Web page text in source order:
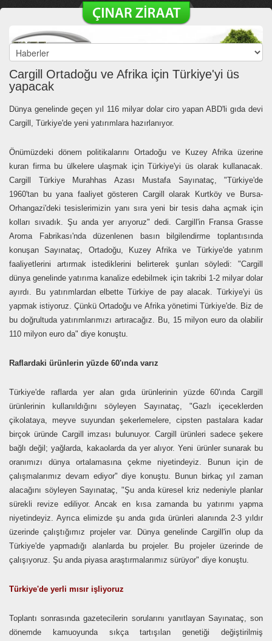
Cargill Ortadoğu ve Afrika için Türkiye'yi üs
yapacak
Dünya genelinde geçen yıl 116 milyar dolar ciro yapan ABD'li gıda devi
Cargill, Türkiye'de yeni yatırımlara hazırlanıyor.
Önümüzdeki dönem politikalarını Ortadoğu ve Kuzey Afrika üzerine
kuran firma bu ülkelere ulaşmak için Türkiye'yi üs olarak kullanacak.
Cargill Türkiye Murahhas Azası Mustafa Sayınataç, "Türkiye'de
1960'tan bu yana faaliyet gösteren Cargill olarak Kurtköy ve Bursa-
Orhangazi'deki tesislerimizin yanı sıra yeni bir tesis daha açmak için
kolları sıvadık. Şu anda yer arıyoruz" dedi. Cargill'in Fransa Grasse
Aroma Fabrikası'nda düzenlenen basın bilgilendirme toplantısında
konuşan Sayınataç, Ortadoğu, Kuzey Afrika ve Türkiye'de yatırım
faaliyetlerini artırmak istediklerini belirterek şunları söyledi: "Cargill
dünya genelinde yatırıma kanalize edebilmek için takribi 1-2 milyar dolar
ayırdı. Bu yatırımlardan elbette Türkiye de pay alacak. Türkiye'yi üs
yapmak istiyoruz. Çünkü Ortadoğu ve Afrika yönetimi Türkiye'de. Biz de
bu doğrultuda yatırımlarımızı artıracağız. Bu, 15 milyon euro da olabilir
110 milyon euro da" diye konuştu.
Raflardaki ürünlerin yüzde 60'ında varız
Türkiye'de raflarda yer alan gıda ürünlerinin yüzde 60'ında Cargill
ürünlerinin kullanıldığını söyleyen Sayınataç, "Gazlı içeceklerden
çikolataya, meyve suyundan şekerlemelere, cipsten pastalara kadar
birçok üründe Cargill imzası bulunuyor. Cargill ürünleri sadece şekere
bağlı değil; yağlarda, kakaolarda da yer alıyor. Yeni ürünler sunarak bu
oranımızı dünya ortalamasına çekme niyetindeyiz. Bunun için de
çalışmalarımız devam ediyor" diye konuştu. Bunun birkaç yıl zaman
alacağını söyleyen Sayınataç, "Şu anda küresel kriz nedeniyle planlar
sürekli revize ediliyor. Ancak en kısa zamanda bu yatırımı yapma
niyetindeyiz. Ayrıca elimizde şu anda gıda ürünleri alanında 2-3 yıldır
üzerinde çalıştığımız projeler var. Dünya genelinde Cargill'in olup da
Türkiye'de yapmadığı alanlarda bu projeler. Bu projeler üzerinde de
çalışıyoruz. Şu anda piyasa araştırmalarımız sürüyor" diye konuştu.
Türkiye'de yerli mısır işliyoruz
Toplantı sonrasında gazetecilerin sorularını yanıtlayan Sayınataç, son
dönemde kamuoyunda sıkça tartışılan genetiği değiştirilmiş